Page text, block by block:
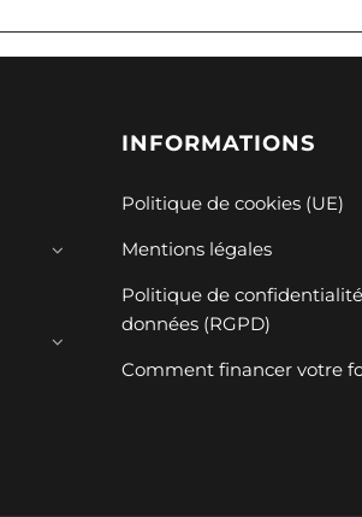
INFORMATIONS
Politique de cookies (UE)
Mentions légales
Politique de
données (RGPD)
Comment financer votre